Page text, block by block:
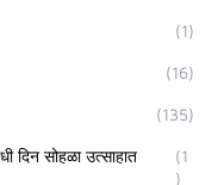
(1)
(16)
(135)
दिन सोहळा उत्साहात
(1
)